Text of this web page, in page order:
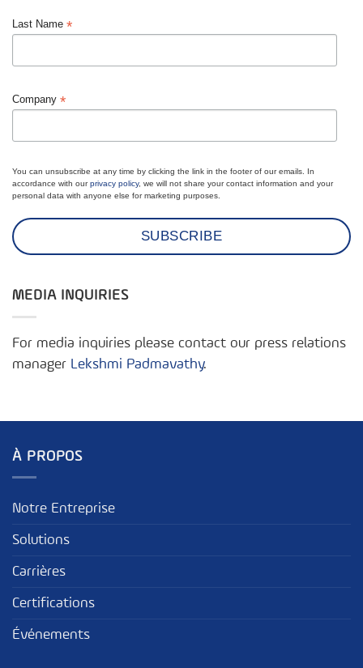
Last Name *
Company *
You can unsubscribe at any time by clicking the link in the footer of our emails. In
accordance with ourprivacy policy, we will not share your contact information and your
personal data with anyone else for marketing purposes.
MEDIA INQUIRIES
For media inquiries please contact our press relations
manager Lekshmi Padmavathy.
À PROPOS
Notre Entreprise
Solutions
Carrières
Certifications
Événements